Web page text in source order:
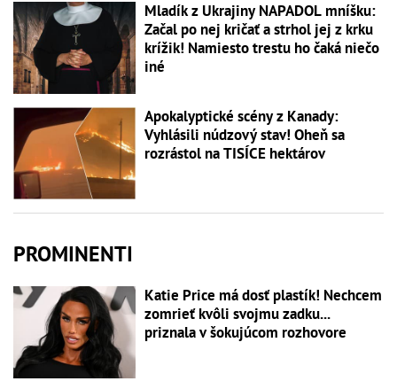
Mladík z Ukrajiny NAPADOL mníšku:
Začal po nej kričať a strhol jej z krku
krížik! Namiesto trestu ho čaká niečo
iné
Apokalyptické scény z Kanady:
Vyhlásili núdzový stav! Oheň sa
rozrástol na TISÍCE hektárov
PROMINENTI
Katie Price má dosť plastík! Nechcem
zomrieť kvôli svojmu zadku...
priznala v šokujúcom rozhovore